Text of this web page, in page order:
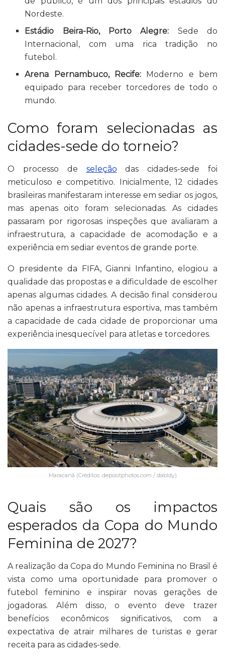
Nordeste.
Estádio Beira-Rio, Porto Alegre: Sede do
Internacional, com uma rica tradição no
futebol.
Arena Pernambuco, Recife:Moderno e bem
equipado para receber torcedores de todo o
mundo.
Como foram selecionadas as
cidades-sede do torneio?
O processo de seleção das cidades-sede foi
meticuloso e competitivo. Inicialmente, 12 cidades
brasileiras manifestaram interesse em sediar os jogos,
mas apenas oito foram selecionadas. As cidades
passaram por rigorosas inspeções que avaliaram a
infraestrutura, a capacidade de acomodação e a
experiência em sediar eventos de grande porte.
O presidente da FIFA, Gianni Infantino, elogiou a
qualidade das propostas e a dificuldade de escolher
apenas algumas cidades. A decisão final considerou
não apenas a infraestrutura esportiva, mas também
a capacidade de cada cidade de proporcionar uma
experiência inesquecível para atletas e torcedores.
Maracanã (Créditos: depositphotos.com / dabldy)
Quais são os impactos
esperados da Copa do Mundo
Feminina de 2027?
A realização da Copa do Mundo Feminina no Brasil é
vista como uma oportunidade para promover o
futebol feminino e inspirar novas gerações de
jogadoras. Além disso, o evento deve trazer
benefícios econômicos significativos, com a
expectativa de atrair milhares de turistas e gerar
receita para as cidades-sede.